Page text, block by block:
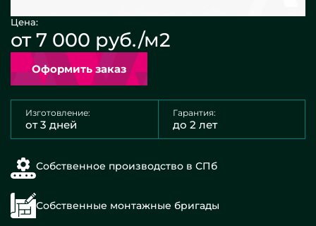
Цена:
от 7 000 руб./м2
Оформить заказ
Изготовление:
от 3 дней
Гарантия:
до 2 лет
Собственное производство в СПб
Собственные монтажные бригады